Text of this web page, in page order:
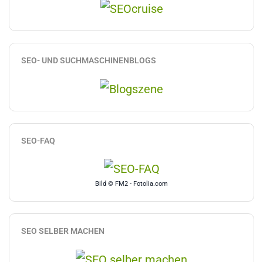
SEO- UND SUCHMASCHINENBLOGS
SEO-FAQ
Bild © FM2 - Fotolia.com
SEO SELBER MACHEN